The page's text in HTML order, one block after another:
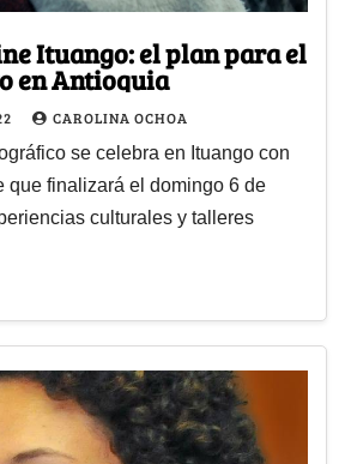
Ituango: el plan para el
en Antioquia
CAROLINA OCHOA
se celebra en Ituango con
que finalizará el domingo 6 de
culturales y talleres